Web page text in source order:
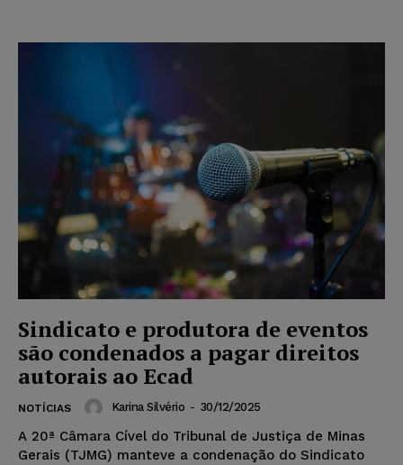
Sindicato e produtora de eventos
são condenados a pagar direitos
autorais ao Ecad
NOTÍCIAS Karina Silvério - 30/12/2025
A 20ª Câmara Cível do Tribunal de Justiça de Minas
Gerais (TJMG) manteve a condenação do Sindicato